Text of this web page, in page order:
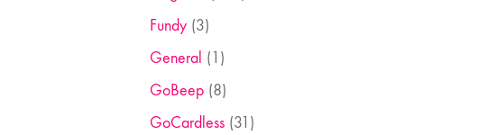
Fundy(3)
General (1)
GoBeep(8)
GoCardless(31)